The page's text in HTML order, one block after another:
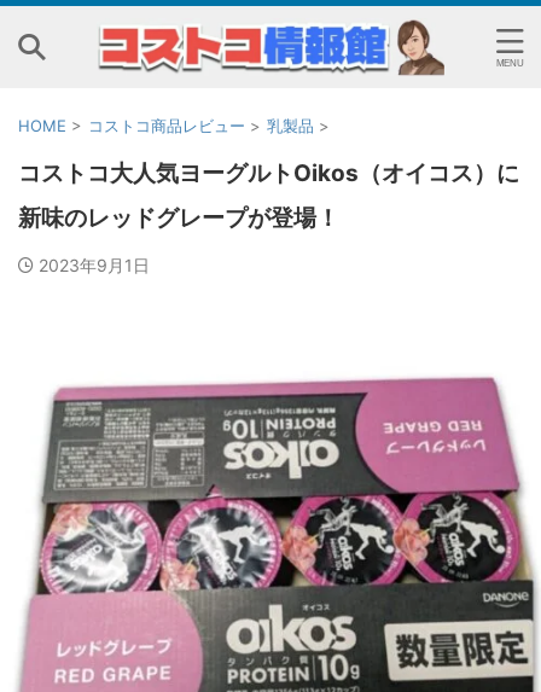
HOME > コストコ商品レビュー > 乳製品 >
コストコ大人気ヨーグルトOikos（オイコス）に
新味のレッドグレープが登場！
2023年9月1日